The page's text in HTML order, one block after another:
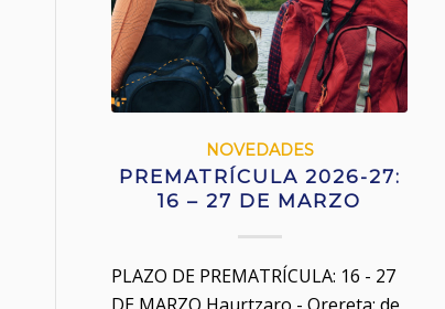
NOVEDADES
PREMATRÍCULA 2026-27:
16 – 27 DE MARZO
PLAZO DE PREMATRÍCULA: 16 - 27
DE MARZO Haurtzaro - Orereta: de